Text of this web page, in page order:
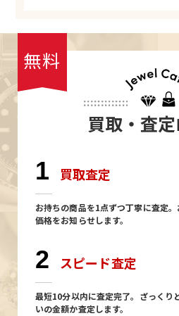
無料
買取・査定
1 買取査定
お持ちの商品を1点ずつ丁寧に査定
価格をお知らせします。
2 スピード査定
最短10分以内に査定完了。ざっくり
いの金額か査定します。